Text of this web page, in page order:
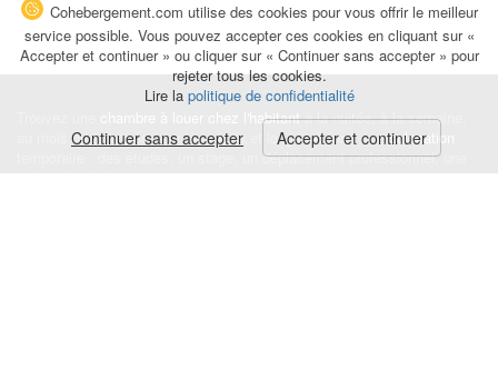
chambre à louer chez l'habitantà la nuitée, à la semaine,
au mois ou à l'année pour de courts et longs séjours, unecolocation
temporaire : des études, un stage, un déplacement professionnel, une
Cohebergement.com utilise des cookies pour vous offrir le meilleur
service possible. Vous pouvez accepter ces cookies en cliquant sur «
Accepter et continuer » ou cliquer sur « Continuer sans accepter » pour
rejeter tous les cookies.
Lire la politique de confidentialité
Continuer sans accepter Accepter et continuer